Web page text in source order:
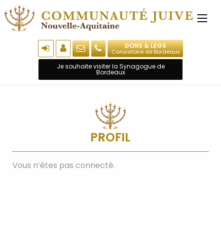
DONS & LEGS
Consistoire de Bordeaux
Je souhaite visiter la Synagogue de
Bordeaux
PROFIL
Vous n’êtes pas connecté.